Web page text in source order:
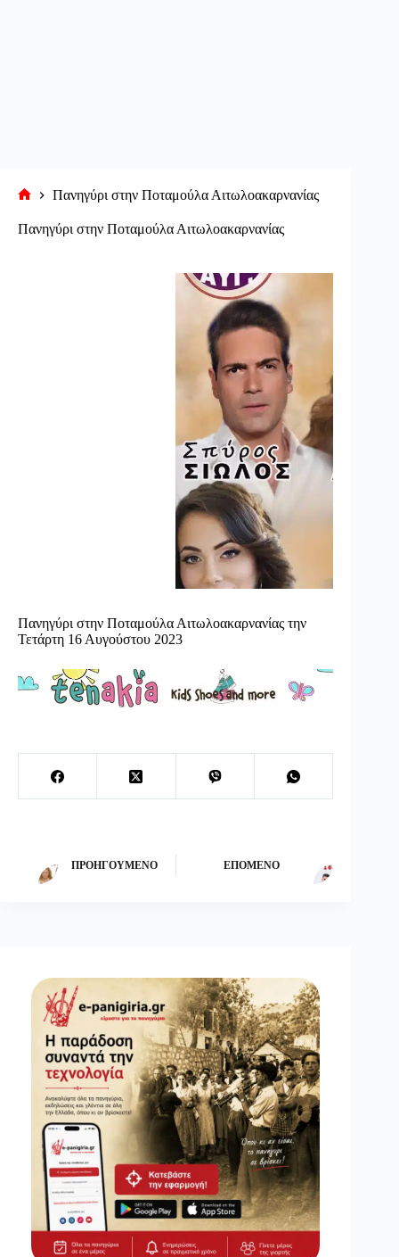
σελίδα
Πανηγύρι στην Ποταμούλα Αιτωλοακαρνανίας
Πανηγύρι στην Ποταμούλα Αιτωλοακαρνανίας
Πανηγύρι στην Ποταμούλα Αιτωλοακαρνανίας την
Τετάρτη 16 Αυγούστου 2023
ΠΡΟΗΓΟΎΜΕΝΟ ΕΠΌΜΕΝΟ